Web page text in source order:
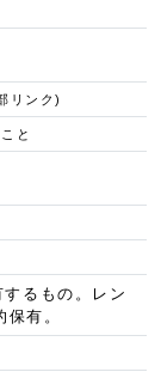
リンク)
と
るもの。レン
有。